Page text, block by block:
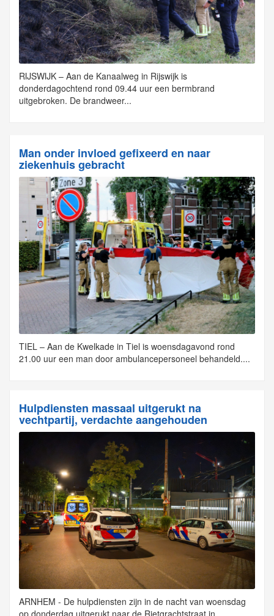
RIJSWIJK – Aan de Kanaalweg in Rijswijk is
donderdagochtend rond 09.44 uur een bermbrand
uitgebroken. De brandweer...
Man onder invloed gefixeerd en naar
ziekenhuis gebracht
TIEL – Aan de Kwelkade in Tiel is woensdagavond rond
21.00 uur een man door ambulancepersoneel behandeld....
Hulpdiensten massaal uitgerukt na
vechtpartij, verdachte aangehouden
ARNHEM - De hulpdiensten zijn in de nacht van woensdag